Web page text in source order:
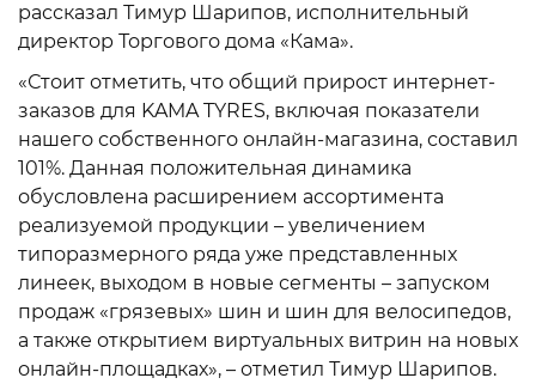
рассказал Тимур Шарипов, исполнительный
директор Торгового дома «Кама».
«Стоит отметить, что общий прирост интернет-
заказов для KAMA TYRES, включая показатели
нашего собственного онлайн-магазина, составил
101%. Данная положительная динамика
обусловлена расширением ассортимента
реализуемой продукции – увеличением
типоразмерного ряда уже представленных
линеек, выходом в новые сегменты – запуском
продаж «грязевых» шин и шин для велосипедов,
а также открытием виртуальных витрин на новых
онлайн-площадках», – отметил Тимур Шарипов.